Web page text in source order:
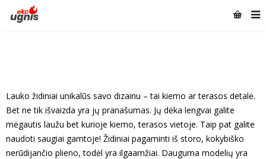
Lauko židiniai unikalūs savo dizainu – tai kiemo ar terasos detalė.
Bet ne tik išvaizda yra jų pranašumas. Jų dėka lengvai galite
mėgautis laužu bet kurioje kiemo, terasos vietoje. Taip pat galite
naudoti saugiai gamtoje! Židiniai pagaminti iš storo, kokybiško
nerūdijančio plieno, todėl yra ilgaamžiai. Dauguma modelių yra